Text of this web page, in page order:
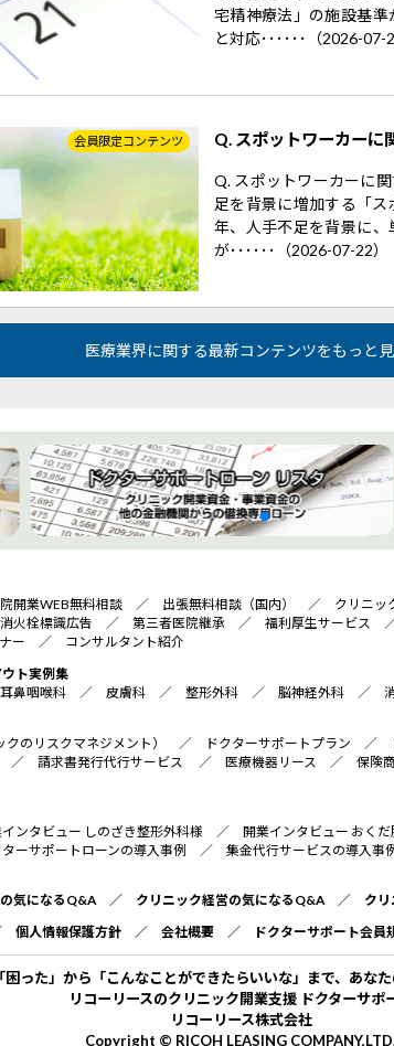
宅精神療法」の施設基
と対応･･････（2026-07-
会員限定コンテンツ Q. スポットワーカーに
Q. スポットワーカーに
足を背景に増加する「
年、人手不足を背景に
が･･････（2026-07-22）
医療業界に関する最新コンテンツをもっと
開業WEB無料相談 ／ 出張無料相談（国内） ／ クリニッ
消火栓標識広告 ／ 第三者医院継承 ／ 福利厚生サービス
ー ／ コンサルタント紹介
ト実例集
耳鼻咽喉科 ／ 皮膚科 ／ 整形外科 ／ 脳神経外科 ／
のリスクマネジメント） ／ ドクターサポートプラン ／
請求書発行代行サービス ／ 医療機器リース ／ 保険
ンタビュー しのざき整形外科様 ／ 開業インタビュー おく
ーサポートローンの導入事例 ／ 集金代行サービスの導入事
気になるQ&A／ クリニック経営の気になるQ&A／ ク
個人情報保護方針 ／ 会社概要 ／ ドクターサポート会員
った」から「こんなことができたらいいな」まで、あな
リコーリースのクリニック開業支援 ドクターサポ
リコーリース株式会社
Copyright © RICOH LEASING